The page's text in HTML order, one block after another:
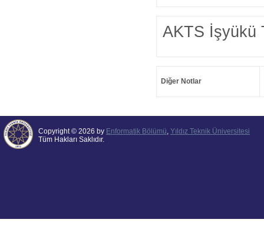
AKTS İşyükü
Diğer Notlar
Copyright © 2026 by Enformatik Bölümü, Yıldız Teknik Üniversitesi
Tüm Hakları Saklıdır.